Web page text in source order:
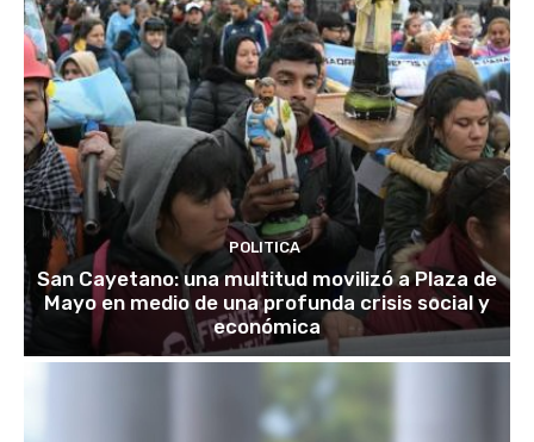
POLITICA
San Cayetano: una multitud movilizó a Plaza de
Mayo en medio de una profunda crisis social y
económica